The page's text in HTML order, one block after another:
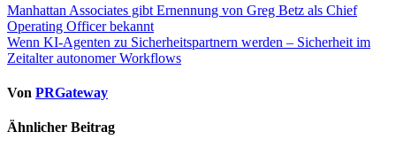
Beitragsnavigation
Manhattan Associates gibt Ernennung von Greg Betz als Chief
Operating Officer bekannt
Wenn KI-Agenten zu Sicherheitspartnern werden – Sicherheit im
Zeitalter autonomer Workflows
Von PRGateway
Ähnlicher Beitrag